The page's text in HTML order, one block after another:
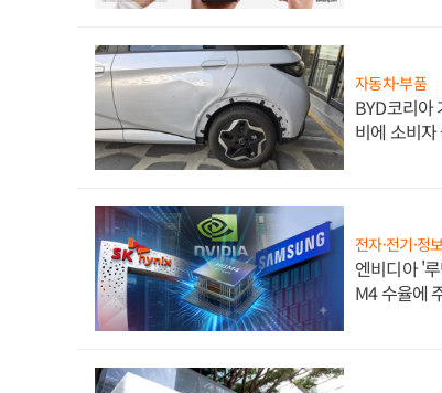
자동차·부품
BYD코리아
비에 소비
전자·전기·정
엔비디아 '
M4 수율에